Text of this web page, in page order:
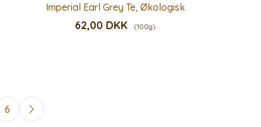
Imperial Earl Grey Te, Økologisk
62,00 DKK (100g)
6